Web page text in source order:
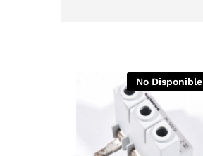
No Disponible